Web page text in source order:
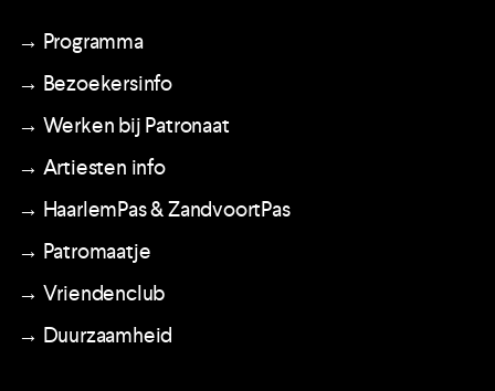
→ Programma
→ Bezoekersinfo
→ Werken bij Patronaat
→ Artiesten info
→ HaarlemPas & ZandvoortPas
→ Patromaatje
→ Vriendenclub
→ Duurzaamheid